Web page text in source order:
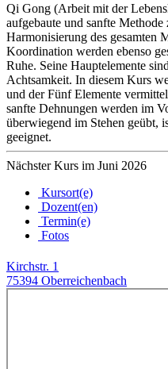
Qi Gong (Arbeit mit der
aufgebaute und sanfte
Harmonisierung des gesamten
Koordination werden ebenso
Ruhe. Seine Hauptelemente
Achtsamkeit. In diesem Kurs
und der Fünf Elemente
sanfte Dehnungen werden im
überwiegend im Stehen geübt,
geeignet.
Nächster Kurs im Juni 2026
Kursort(e)
Dozent(en)
Termin(e)
Fotos
Kirchstr. 1
75394 Oberreichenbach